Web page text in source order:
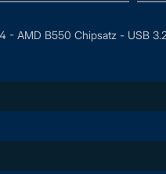
- AMD B550 Chipsatz - USB